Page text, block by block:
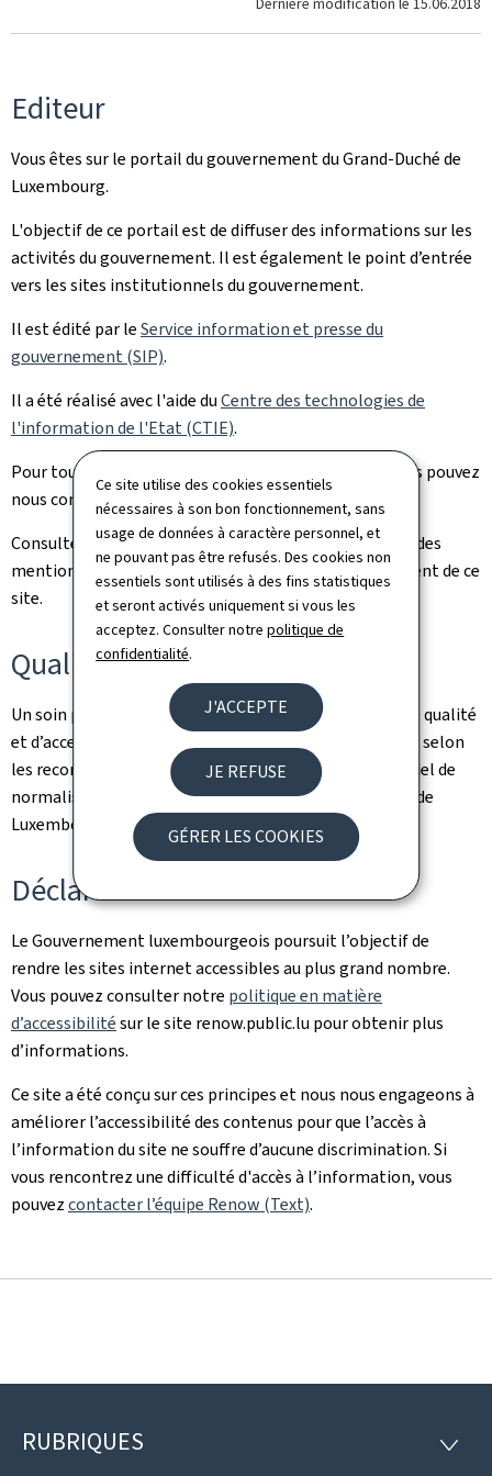
Ce site utilise des cookies essentiels
nécessaires à son bon fonctionnement, sans
usage de données à caractère personnel, et
ne pouvant pas être refusés. Des cookies non
essentiels sont utilisés à des fins statistiques
et seront activés uniquement si vous les
acceptez. Consulter notrepolitique de
confidentialité.
J'ACCEPTE
JE REFUSE
GÉRER LES COOKIES
Editeur
Vous êtes sur le portail du gouvernement du Grand-Duché de
Luxembourg.
L'objectif de ce portail est de diffuser des informations sur les
activités du gouvernement. Il est également le point d’entrée
vers les sites institutionnels du gouvernement.
Il est édité par leService information et presse du
gouvernement (SIP).
Il a été réalisé avec l'aide duCentre des technologies de
l'information de l'Etat (CTIE).
Pour toute question sur ce portail et son contenu, vous pouvez
nous contacter via notre
formulaire de contact
Consultez lanotice légalepour prendre connaissance des
mentions légales et des informations sur l’hébergement de ce
site.
Qualité
Un soin particulier a été pris pour garantir un niveau de qualité
et d’accessibilité satisfaisant. Ce portail est développé selon
les recommandations du référentiel Renow (Référentiel de
normalisation web du gouvernement du Grand-Duché de
Luxembourg).
Déclaration d’accessibilité
Le Gouvernement luxembourgeois poursuit l’objectif de
rendre les sites internet accessibles au plus grand nombre.
Vous pouvez consulter notre politique en matière
d’accessibilitésur le site renow.public.lu pour obtenir plus
d’informations.
Ce site a été conçu sur ces principes et nous nous engageons à
améliorer l’accessibilité des contenus pour que l’accès à
l’information du site ne souffre d’aucune discrimination. Si
vous rencontrez une difficulté d'accès à l’information, vous
pouvezcontacter l’équipe Renow (Text).
Pied
RUBRIQUES